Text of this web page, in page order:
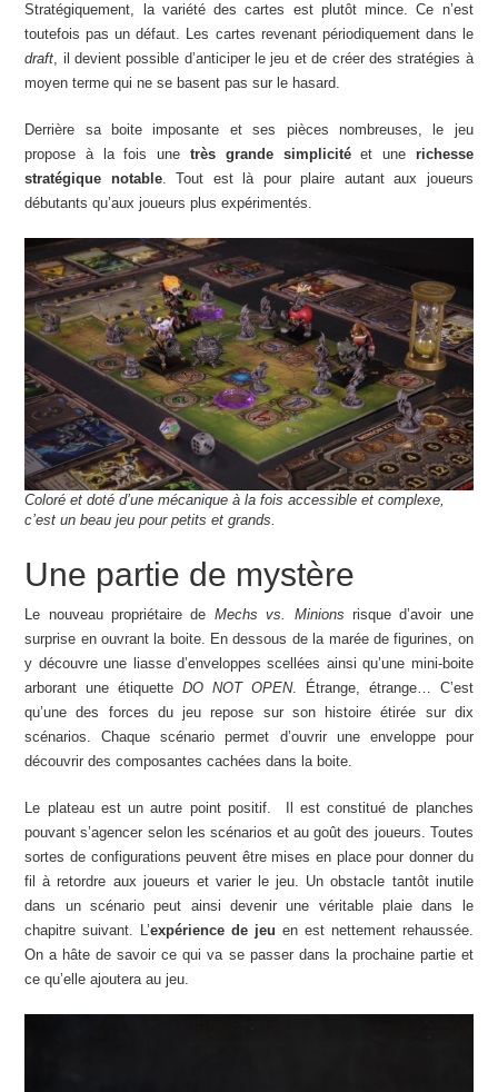
Stratégiquement, la variété des cartes est plutôt mince. Ce n’est
toutefois pas un défaut. Les cartes revenant périodiquement dans le
draft, il devient possible d’anticiper le jeu et de créer des stratégies à
moyen terme qui ne se basent pas sur le hasard.
Derrière sa boite imposante et ses pièces nombreuses, le jeu
propose à la fois une très grande simplicitéet une richesse
stratégique notable. Tout est là pour plaire autant aux joueurs
débutants qu’aux joueurs plus expérimentés.
Coloré et doté d’une mécanique à la fois accessible et complexe,
c’est un beau jeu pour petits et grands.
Une partie de mystère
Le nouveau propriétaire de Mechs vs. Minions risque d’avoir une
surprise en ouvrant la boite. En dessous de la marée de figurines, on
y découvre une liasse d’enveloppes scellées ainsi qu’une mini-boite
arborant une étiquetteDO NOT OPEN. Étrange, étrange… C’est
qu’une des forces du jeu repose sur son histoire étirée sur dix
scénarios. Chaque scénario permet d’ouvrir une enveloppe pour
découvrir des composantes cachées dans la boite.
Le plateau est un autre point positif. Il est constitué de planches
pouvant s’agencer selon les scénarios et au goût des joueurs. Toutes
sortes de configurations peuvent être mises en place pour donner du
fil à retordre aux joueurs et varier le jeu. Un obstacle tantôt inutile
dans un scénario peut ainsi devenir une véritable plaie dans le
chapitre suivant. L’expérience de jeu en est nettement rehaussée.
On a hâte de savoir ce qui va se passer dans la prochaine partie et
ce qu’elle ajoutera au jeu.